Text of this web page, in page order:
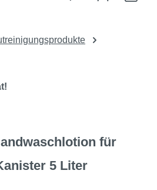
für
5 Liter